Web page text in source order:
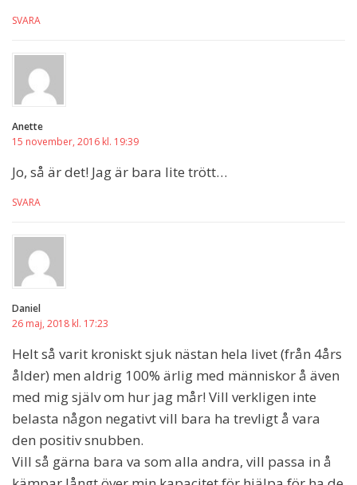
SVARA
Anette
15 november, 2016 kl. 19:39
Jo, så är det! Jag är bara lite trött…
SVARA
Daniel
26 maj, 2018 kl. 17:23
Helt så varit kroniskt sjuk nästan hela livet (från 4års
ålder) men aldrig 100% ärlig med människor å även
med mig själv om hur jag mår! Vill verkligen inte
belasta någon negativt vill bara ha trevligt å vara
den positiv snubben.
Vill så gärna bara va som alla andra, vill passa in å